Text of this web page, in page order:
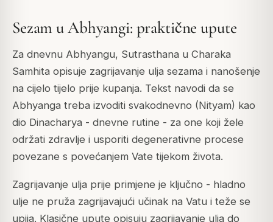
Sezam u Abhyangi: praktične upute
Za dnevnu Abhyangu, Sutrasthana u Charaka
Samhita opisuje zagrijavanje ulja sezama i nanošenje
na cijelo tijelo prije kupanja. Tekst navodi da se
Abhyanga treba izvoditi svakodnevno (Nityam) kao
dio Dinacharya - dnevne rutine - za one koji žele
održati zdravlje i usporiti degenerativne procese
povezane s povećanjem Vate tijekom života.
Zagrijavanje ulja prije primjene je ključno - hladno
ulje ne pruža zagrijavajući učinak na Vatu i teže se
upija. Klasične upute opisuju zagrijavanje ulja do